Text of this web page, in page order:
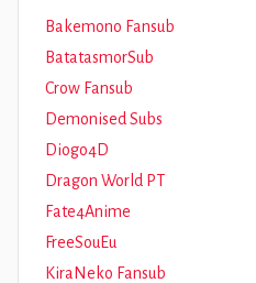
Bakemono Fansub
BatatasmorSub
Crow Fansub
Demonised Subs
Diogo4D
Dragon World PT
Fate4Anime
FreeSouEu
KiraNeko Fansub